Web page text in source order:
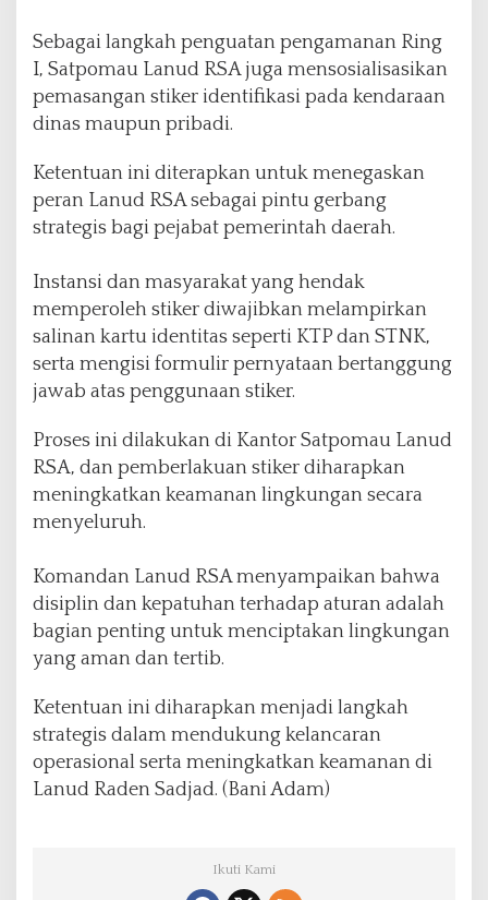
g
a
m
n
Sebagai langkah penguatan pengamanan Ring
I, Satpomau Lanud RSA juga mensosialisasikan
pemasangan stiker identifikasi pada kendaraan
dinas maupun pribadi.
Ketentuan ini diterapkan untuk menegaskan
peran Lanud RSA sebagai pintu gerbang
strategis bagi pejabat pemerintah daerah.
Instansi dan masyarakat yang hendak
memperoleh stiker diwajibkan melampirkan
salinan kartu identitas seperti KTP dan STNK,
serta mengisi formulir pernyataan bertanggung
jawab atas penggunaan stiker.
Proses ini dilakukan di Kantor Satpomau Lanud
RSA, dan pemberlakuan stiker diharapkan
meningkatkan keamanan lingkungan secara
menyeluruh.
Komandan Lanud RSA menyampaikan bahwa
disiplin dan kepatuhan terhadap aturan adalah
bagian penting untuk menciptakan lingkungan
yang aman dan tertib.
Ketentuan ini diharapkan menjadi langkah
strategis dalam mendukung kelancaran
operasional serta meningkatkan keamanan di
Lanud Raden Sadjad. (Bani Adam)
Ikuti Kami